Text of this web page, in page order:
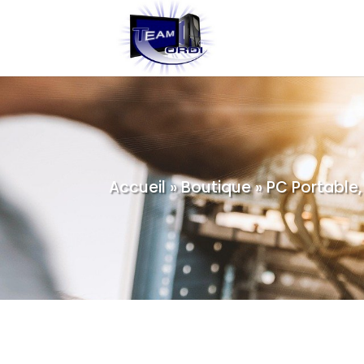
Accueil»Boutique»PC